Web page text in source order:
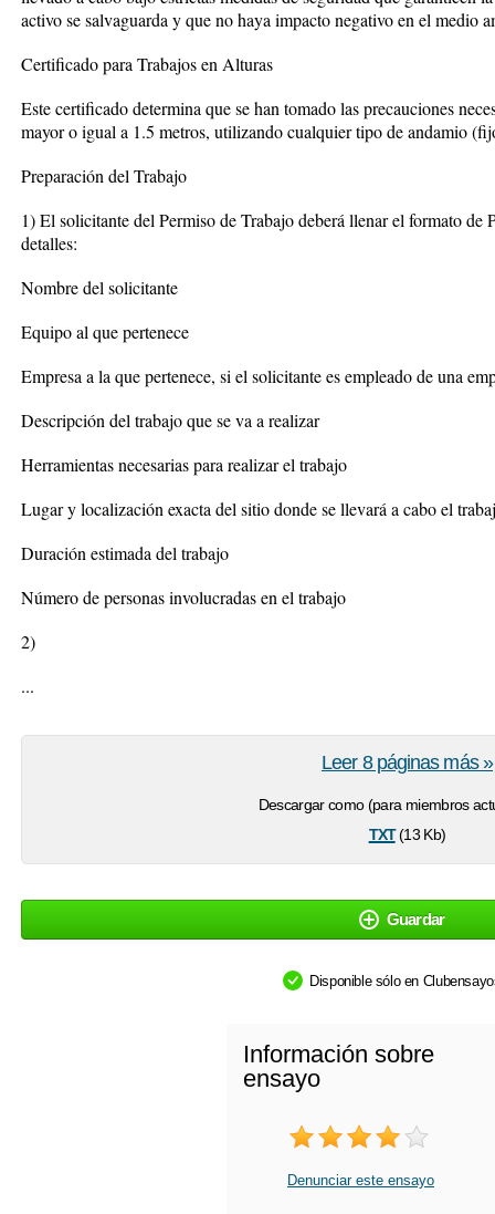
activo se salvaguarda y que no haya impacto negativo en el medio
Certificado para Trabajos en Alturas
Este certificado determina que se han tomado las precauciones
mayor o igual a 1.5 metros, utilizando cualquier tipo de andamio
Preparación del Trabajo
1) El solicitante del Permiso de Trabajo deberá llenar el formato de
detalles:
Nombre del solicitante
Equipo al que pertenece
Empresa a la que pertenece, si el solicitante es empleado de una
Descripción del trabajo que se va a realizar
Herramientas necesarias para realizar el trabajo
Lugar y localización exacta del sitio donde se llevará a cabo el
Duración estimada del trabajo
Número de personas involucradas en el trabajo
2)
...
Descargar como (para miembros
txt(13 Kb)
Leer 8 páginas más »
Guardar
Disponible sólo en
Información sobre
ensayo
Denunciar este ensayo